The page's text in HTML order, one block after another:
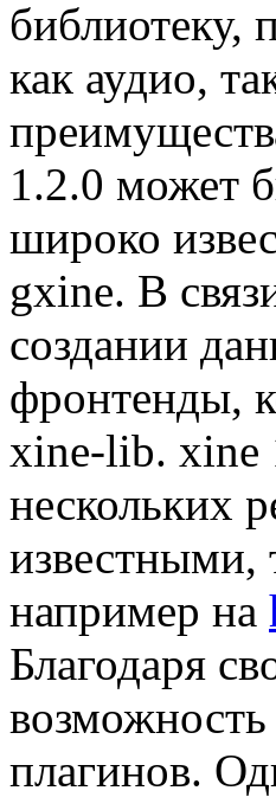
библиотеку,
как аудио,
1.2.0 может
широко
gxine. В
создании
фронтенды,
xine-lib. xine
нескольких
известными,
например на
Благодаря
возможность
плагинов.